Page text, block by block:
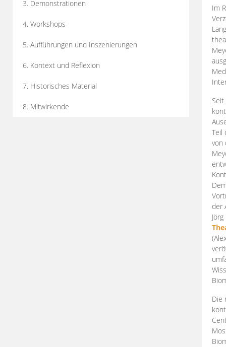
3. Demonstrationen
4. Workshops
5. Aufführungen und Inszenierungen
6. Kontext und Reflexion
7. Historisches Material
8. Mitwirkende
Im
Teil
von
der
Die